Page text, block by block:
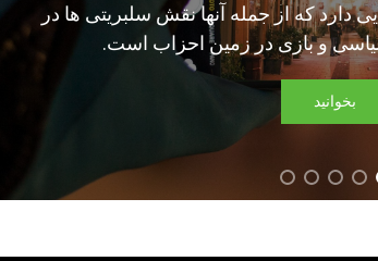
دارد که از جمله آنها نقش سلبریتی ها در
و بازی در زمین احزاب است.
بخوانید